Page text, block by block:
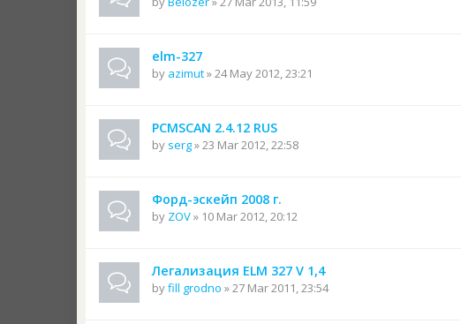
elm-327
by azimut» 24 May 2012, 23:21
PCMSCAN 2.4.12 RUS
by serg» 23 Mar 2012, 22:58
Форд-эскейп 2008 г.
by ZOV» 10 Mar 2012, 20:12
Легализация ELM 327 V 1,4
byfill grodno » 27 Mar 2011, 23:54